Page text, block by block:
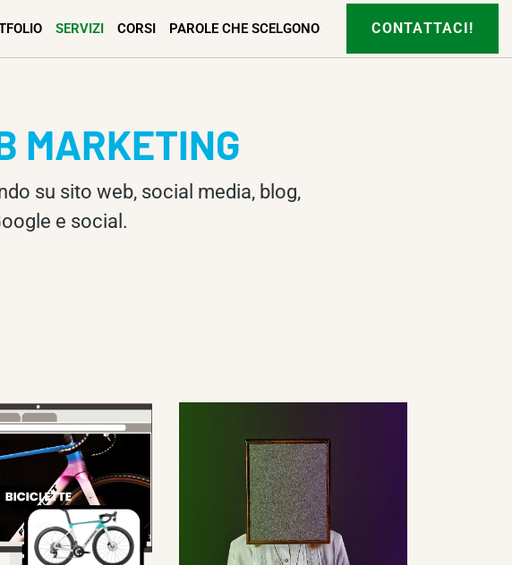
SERVIZI CORSI PAROLE CHE SCELGONO CONTATTACI!
MARKETING
su sito web, social media, blog,
e social.